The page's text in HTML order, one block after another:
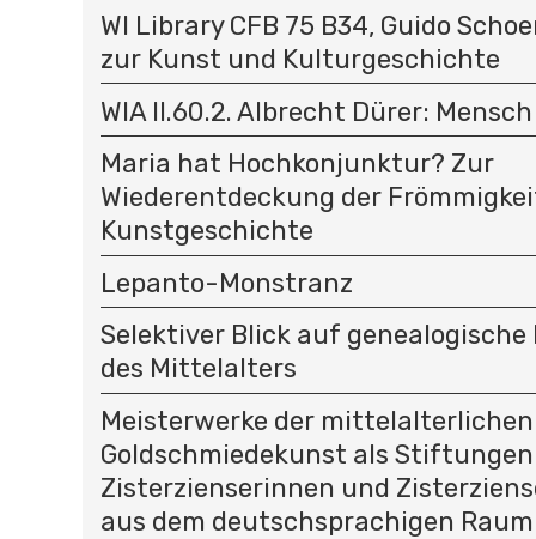
WI Library CFB 75 B34, Guido
zur Kunst und Kulturgeschichte
WIA II.60.2. Albrecht Dürer:
Maria hat Hochkonjunktur? Zur
Wiederentdeckung der
Kunstgeschichte
Lepanto-Monstranz
Selektiver Blick auf genealogische
des Mittelalters
Meisterwerke der mittelalterlichen
Goldschmiedekunst als
Zisterzienserinnen und
aus dem deutschsprachigen Raum